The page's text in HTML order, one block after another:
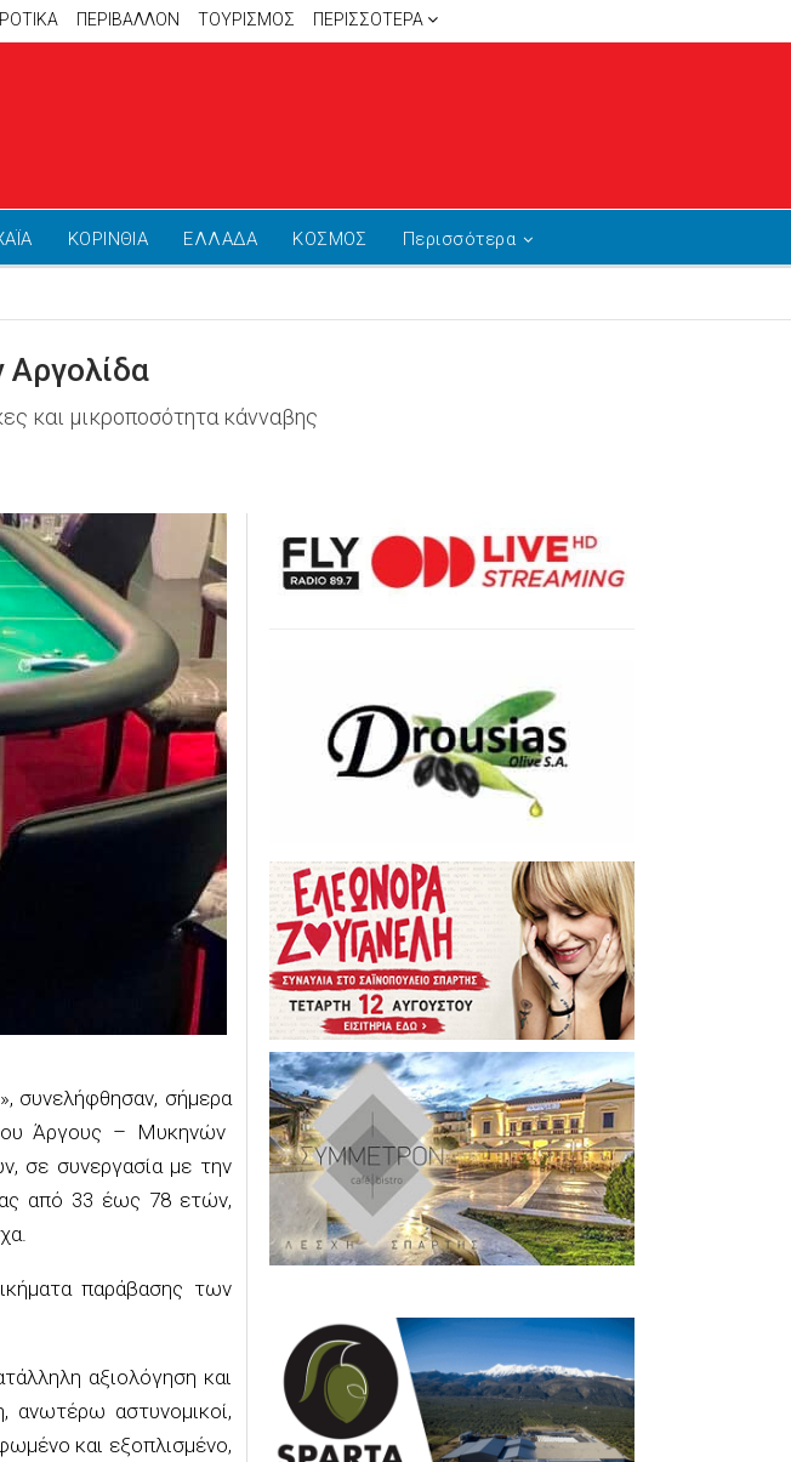
ΠΕΡΙΒΑΛΛΟΝ ΤΟΥΡΙΣΜΟΣ ΠΕΡΙΣΣΌΤΕΡΑ
ΚΟΡΙΝΘΙΑ ΕΛΛΑΔΑ ΚΟΣΜΟΣ Περισσότερα
Αργολίδα
και μικροποσότητα κάνναβης
συνελήφθησαν, σήμερα
Άργους – Μυκηνών
, σε συνεργασία με την
από 33 έως 78ετών,
.
παράβασης των
αξιολόγηση και
, ανωτέρω αστυνομικοί,
και εξοπλισμένο,